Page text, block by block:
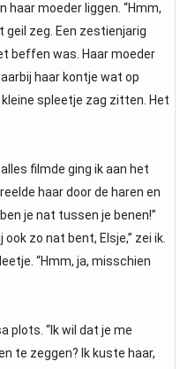
haar moeder liggen. “Hmm,
geil zeg. Een zestienjarig
beffen was. Haar moeder
haar kontje wat op
spleetje zag zitten. Het
filmde ging ik aan het
haar door de haren en
je nat tussen je benen!”
zo nat bent, Elsje,” zei ik.
“Hmm, ja, misschien
plots. “Ik wil dat je me
te zeggen? Ik kuste haar,